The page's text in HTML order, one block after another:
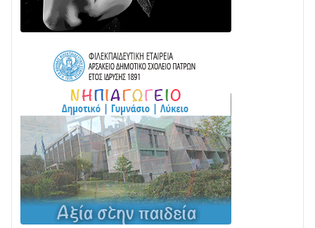
24/07 • 11:03
ΤΟ ΠΑΡΤΥ ΣΥΝΕΧΙΖΕΤΑΙ…
Στο σκοτάδι μεγάλο μέρος στο Λυγιά Ναυπάκτου
04/08 • 19:47
Σε τροχιά υλοποίησης η Παράκαμψη του Κέντρου
της Ναυπάκτου
04/08 • 12:08
Σε φουλ ρυθμούς το τμήμα Βόνιτσα – Άγιος Νικόλαος
| Αυτοψία Καββαδά
03/08 • 11:11
Με Αρχιερατική Λαμπρότητα η Πανήγυρη της